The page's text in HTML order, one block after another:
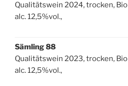
Qualitätswein 2024, trocken, Bio
alc. 12,5%vol.,
Sämling 88
Qualitätswein 2023, trocken, Bio
alc. 12,5%vol.,